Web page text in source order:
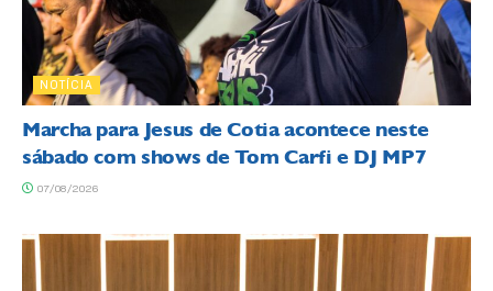
NOTÍCIA
Marcha para Jesus de Cotia acontece neste
sábado com shows de Tom Carfi e DJ MP7
07/08/2026